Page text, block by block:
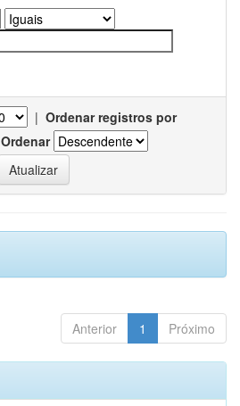
| Ordenar registros por
Ordenar
Anterior 1 Próximo